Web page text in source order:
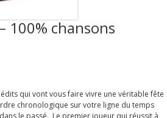
100% chansons
qui vont vous faire vivre une véritable fête
chronologique sur votre ligne du temps
le passé. Le premier joueur qui réussit à